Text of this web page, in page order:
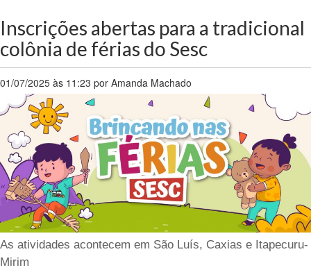
Inscrições abertas para a tradicional
colônia de férias do Sesc
01/07/2025 às 11:23 por Amanda Machado
As atividades acontecem em São Luís, Caxias e Itapecuru-
Mirim